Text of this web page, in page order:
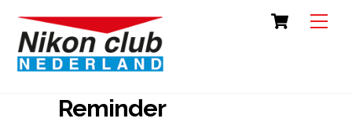
content
Cart
Reminder